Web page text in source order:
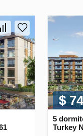
$
5
Turkey